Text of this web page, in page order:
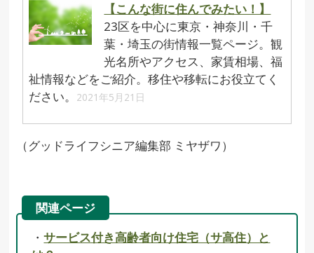
【こんな街に住んでみたい！】
23区を中心に東京・神奈川・千
葉・埼玉の街情報一覧ページ。観
光名所やアクセス、家賃相場、福
祉情報などをご紹介。移住や移転にお役立てく
ださい。
2021年5月21日
（グッドライフシニア編集部 ミヤザワ）
関連ページ
・サービス付き高齢者向け住宅（サ高住）と